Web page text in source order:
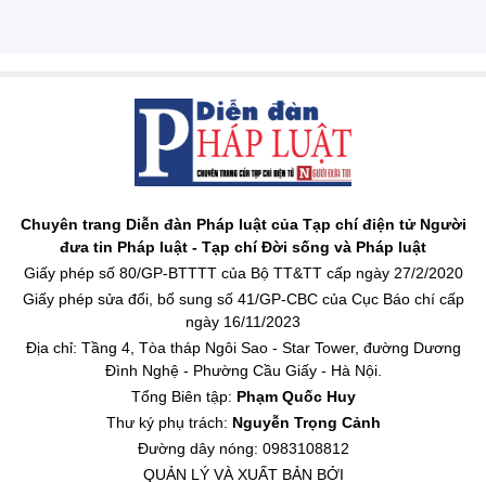
Chuyên trang Diễn đàn Pháp luật của Tạp chí điện tử Người
đưa tin Pháp luật - Tạp chí Đời sống và Pháp luật
Giấy phép số 80/GP-BTTTT của Bộ TT&TT cấp ngày 27/2/2020
Giấy phép sửa đổi, bổ sung số 41/GP-CBC của Cục Báo chí cấp
ngày 16/11/2023
Địa chỉ: Tầng 4, Tòa tháp Ngôi Sao - Star Tower, đường Dương
Đình Nghệ - Phường Cầu Giấy - Hà Nội.
Tổng Biên tập: Phạm Quốc Huy
Thư ký phụ trách: Nguyễn Trọng Cảnh
Đường dây nóng: 0983108812
QUẢN LÝ VÀ XUẤT BẢN BỞI